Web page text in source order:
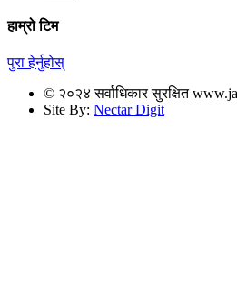
हाम्रो टिम
पुरा हेर्नुहोस्
© २०२४ सर्वाधिकार सुरक्षित
Site By: Nectar Digit